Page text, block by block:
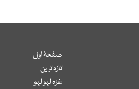
صفحۂ اول
تازہ ترین
غزہ لہو لہو